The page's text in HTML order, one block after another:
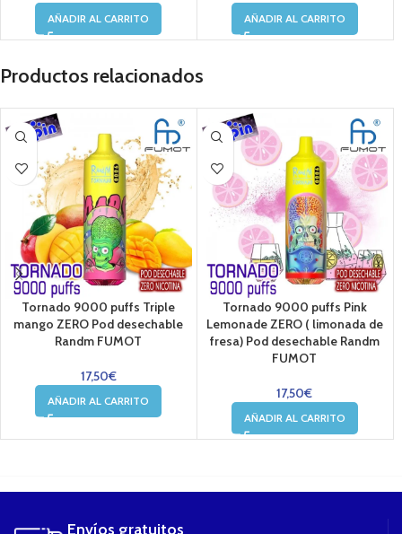
AÑADIR AL CARRITO AÑADIR AL CARRITO
Productos relacionados
Tornado 9000 puffs Triple
mango ZERO Pod desechable
Randm FUMOT
17,50€
AÑADIR AL CARRITO
Tornado 9000 puffs Pink
Lemonade ZERO ( limonada de
fresa) Pod desechable Randm
FUMOT
17,50€
AÑADIR AL CARRITO
Envíos gratuitos